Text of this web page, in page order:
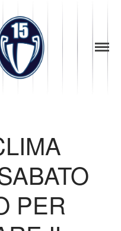
di Condotta
Ritirate
PER